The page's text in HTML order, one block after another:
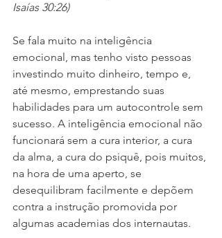
Isaías 30:26)
Se fala muito na inteligência
emocional, mas tenho visto pessoas
investindo muito dinheiro, tempo e,
até mesmo, emprestando suas
habilidades para um autocontrole sem
sucesso. A inteligência emocional não
funcionará sem a cura interior, a cura
da alma, a cura do psiquê, pois muitos,
na hora de uma aperto, se
desequilibram facilmente e depõem
contra a instrução promovida por
algumas academias dos internautas.